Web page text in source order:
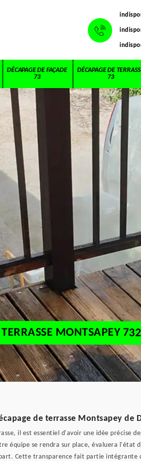
DÉCAPAGE DE FAÇADE
73
DÉCAPAGE DE
73
MONTSAPEY
de terrasse Montsapey de
il est essentiel d'avoir une idée précise
équipe se rendra sur place, évaluera l'état
Cette transparence fait partie